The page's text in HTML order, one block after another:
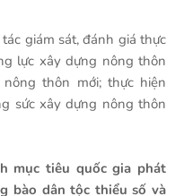
giám sát, đánh giá thực
lực xây dựng nông thôn
thôn mới; thực hiện
sức xây dựng nông thôn
mục tiêu quốc gia phát
bào dân tộc thiểu số và